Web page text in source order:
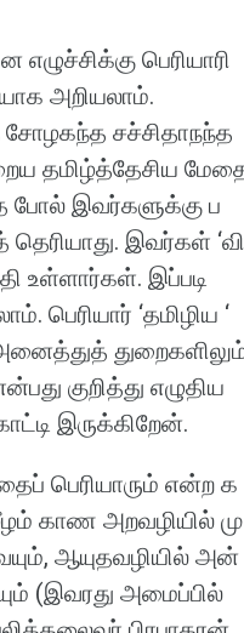
எழுச்சிக்கு பெரியாரி
அறியலாம்.
சோழகந்த சச்சிதாநந்த
தமிழ்த்தேசிய
போல் இவர்களுக்கு ப
தெரியாது. இவர்கள் ‘வி
உள்ளார்கள். இப்படி
. பெரியார் ‘தமிழிய ‘
குறித்து எழுதிய
இருக்கிறேன்.
பெரியாரும் என்ற க
காண அறவழியில் மு
, ஆயுதவழியில் அன்
(இவரது அமைப்பில்